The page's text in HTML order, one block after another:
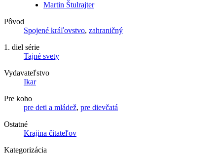
Martin Štulrajter
Pôvod
Spojené kráľovstvo, zahraničný
1. diel série
Tajné svety
Vydavateľstvo
Ikar
Pre koho
pre deti a mládež, pre dievčatá
Ostatné
Krajina čitateľov
Kategorizácia